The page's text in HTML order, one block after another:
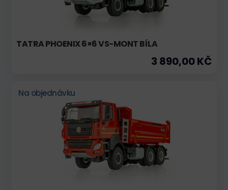
TATRA PHOENIX 6×6 VS-MONT BÍLA
3 890,00 KČ
Na objednávku